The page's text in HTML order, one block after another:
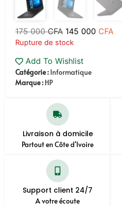
175 000CFA 145 000 CFA
Rupture de stock
Add To Wishlist
Catégorie : Informatique
Marque : HP
Livraison à domicile
Partout en Côte d'Ivoire
Support client 24/7
A votre écoute